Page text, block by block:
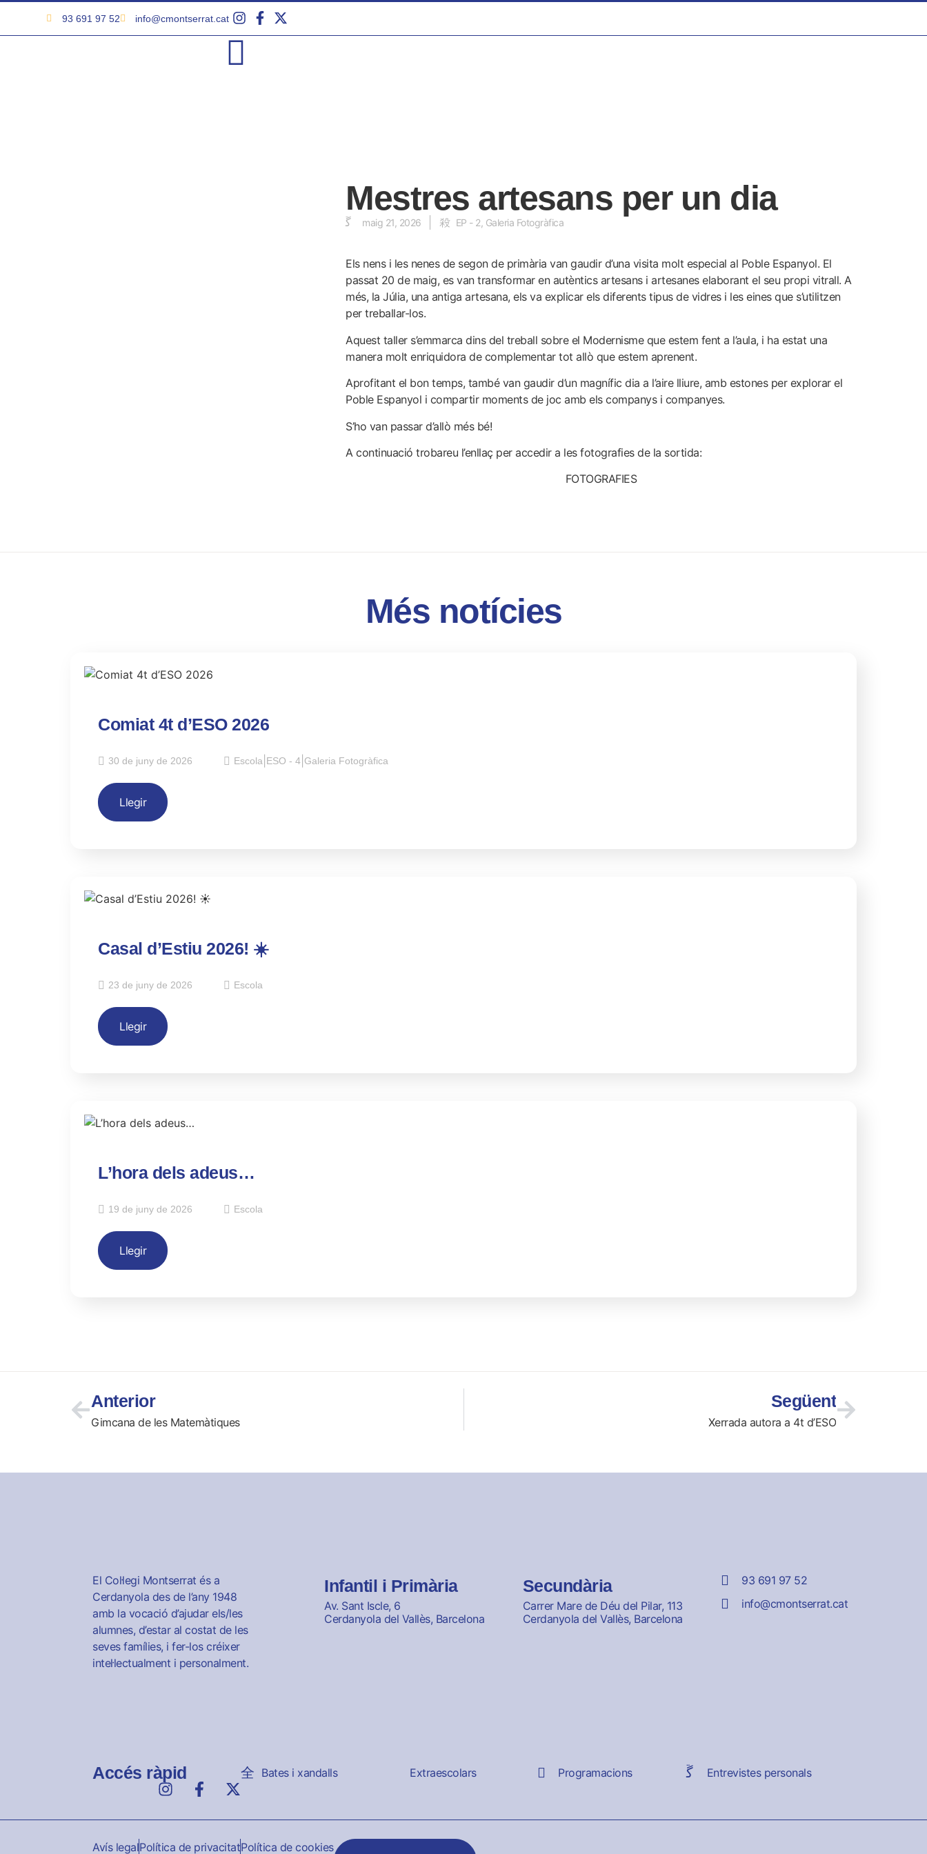
93 691 97 52 info@cmontserrat.cat
Mestres artesans per un dia
maig 21, 2026 EP - 2 Galeria Fotogràfica
Els nens i les nenes de segon de primària van gaudir d’una visita molt especial al Poble Espanyol. El
passat 20 de maig, es van transformar en autèntics artesans i artesanes elaborant el seu propi vitrall. A
més, la Júlia, una antiga artesana, els va explicar els diferents tipus de vidres i les eines que s’utilitzen
per treballar-los.
Aquest taller s’emmarca dins del treball sobre el Modernisme que estem fent a l’aula, i ha estat una
manera molt enriquidora de complementar tot allò que estem aprenent.
Aprofitant el bon temps, també van gaudir d’un magnífic dia a l’aire lliure, amb estones per explorar el
Poble Espanyol i compartir moments de joc amb els companys i companyes.
S’ho van passar d’allò més bé!
A continuació trobareu l’enllaç per accedir a les fotografies de la sortida:
FOTOGRAFIES
Més notícies
Comiat 4t d’ESO 2026
30 de juny de 2026 Escola ESO - 4 Galeria Fotogràfica
Llegir
Casal d’Estiu 2026! ☀️
23 de juny de 2026 Escola
Llegir
L’hora dels adeus…
19 de juny de 2026 Escola
Llegir
Anterior
Gimcana de les Matemàtiques
Següent
Xerrada autora a 4t d’ESO
El Col·legi Montserrat és a
Cerdanyola des de l’any 1948
amb la vocació d’ajudar els/les
alumnes, d’estar al costat de les
seves famílies, i fer-los créixer
intel·lectualment i personalment.
Infantil i Primària
Av. Sant Iscle, 6
Cerdanyola del Vallès, Barcelona
Secundària
Carrer Mare de Déu del Pilar, 113
Cerdanyola del Vallès, Barcelona
93 691 97 52
info@cmontserrat.cat
Accés ràpid Bates i xandalls Extraescolars Programacions Entrevistes personals
Avís legalPolítica de privacitatPolítica de cookies